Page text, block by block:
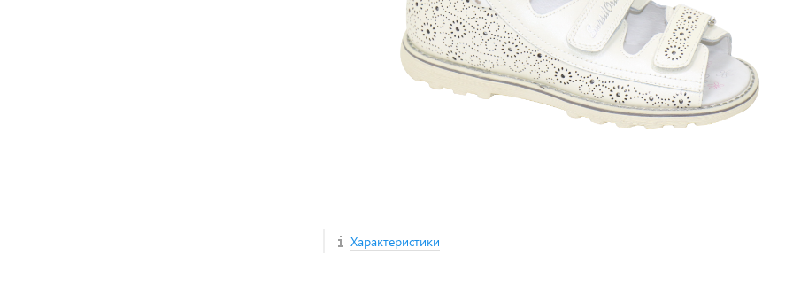
Характеристики